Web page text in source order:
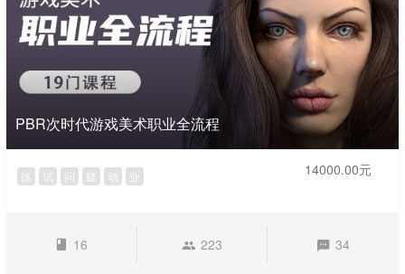
PBR次时代游戏美术职业全流程
练 试 问 疑 动 业 14000.00元
16 223 34